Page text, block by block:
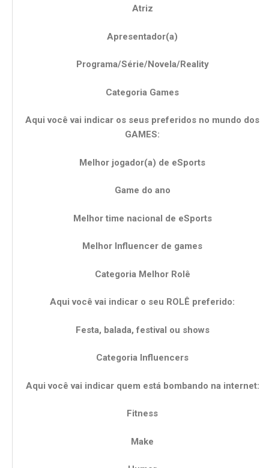
Atriz
Apresentador(a)
Programa/Série/Novela/Reality
Categoria Games
Aqui você vai indicar os seus preferidos no mundo dos
GAMES:
Melhor jogador(a) de eSports
Game do ano
Melhor time nacional de eSports
Melhor Influencer de games
Categoria Melhor Rolê
Aqui você vai indicar o seu ROLÊ preferido:
Festa, balada, festival ou shows
Categoria Influencers
Aqui você vai indicar quem está bombando na internet:
Fitness
Make